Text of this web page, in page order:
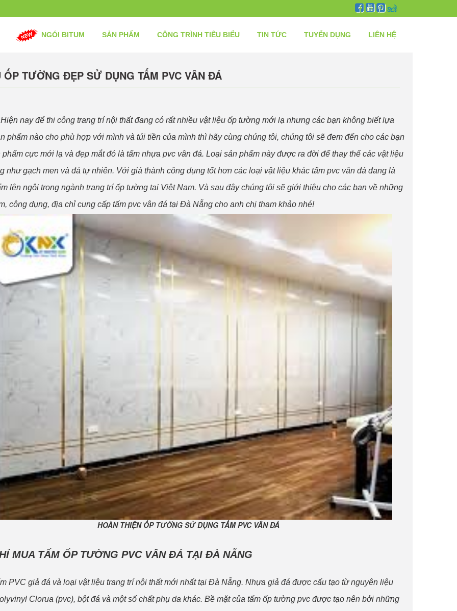
NGÓI BITUM SẢN PHẨM CÔNG TRÌNH TIÊU BIỂU TIN TỨC TUYỂN DỤNG LIÊN HỆ
ỐP TƯỜNG ĐẸP SỬ DỤNG TẤM PVC VÂN ĐÁ
Hiện nay để thi công trang trí nội thất đang có rất nhiều vật liệu ốp tường mới lạ nhưng các bạn không biết lựa
phẩm nào cho phù hợp với mình và túi tiền của mình thì hãy cùng chúng tôi, chúng tôi sẽ đem đến cho các bạn
phẩm cực mới lạ và đẹp mắt đó là tấm nhựa pvc vân đá. Loại sản phẩm này được ra đời để thay thế các vật liệu
như gạch men và đá tự nhiên. Với giá thành công dụng tốt hơn các loại vật liệu khác tấm pvc vân đá đang là
lên ngôi trong ngành trang trí ốp tường tại Việt Nam. Và sau đây chúng tôi sẽ giới thiệu cho các bạn về những
công dụng, địa chỉ cung cấp tấm pvc vân đá tại Đà Nẵng cho anh chị tham khảo nhé!
HOÀN THIỆN ỐP TƯỜNG SỬ DỤNG TẤM PVC VÂN ĐÁ
MUA TẤM ỐP TƯỜNG PVC VÂN ĐÁ TẠI ĐÀ NẴNG
PVC giả đá và loại vật liệu trang trí nội thất mới nhất tại Đà Nẵng. Nhựa giả đá được cấu tạo từ nguyên liệu
Clorua (pvc), bột đá và một số chất phụ da khác. Bề mặt của tấm ốp tường pvc được tạo nên bởi những